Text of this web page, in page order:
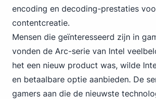
encoding en decoding-prestaties
contentcreatie.
Mensen die geïnteresseerd zijn in
vonden de Arc-serie van Intel
het een nieuw product was, wilde
en betaalbare optie aanbieden. De
gamers aan die de nieuwste